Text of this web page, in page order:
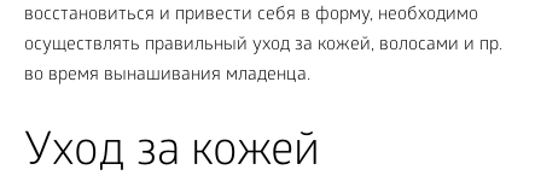
восстановиться и привести себя в форму, необходимо
осуществлять правильный уход за кожей, волосами и пр.
во время вынашивания младенца.
Уход за кожей